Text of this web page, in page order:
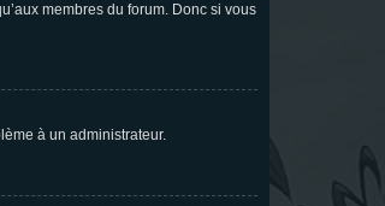
membres du forum. Donc si vous
à un administrateur.